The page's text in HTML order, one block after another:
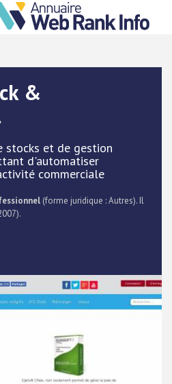
&
stocks et de gestion
d'automatiser
commerciale
(forme juridique : Autres). Il